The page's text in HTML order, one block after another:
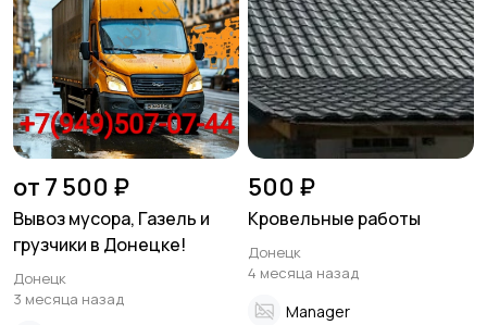
от 7 500 ₽
Вывоз мусора, Газель и
грузчики в Донецке!
Донецк
3 месяца назад
500 ₽
Кровельные работы
Донецк
4 месяца назад
Manager